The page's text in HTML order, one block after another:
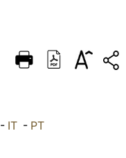
DEUTSCH
العربيّة - IT - PT